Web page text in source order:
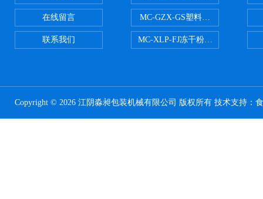
在线留言
联系我们
MC-GZX-GS塑料瓶高速跟踪式灌
MC-XLP-FJ冻干粉西林瓶灌装机
Copyright © 2026 江阴淼昶包装机械有限公司 版权所有 技术支持：